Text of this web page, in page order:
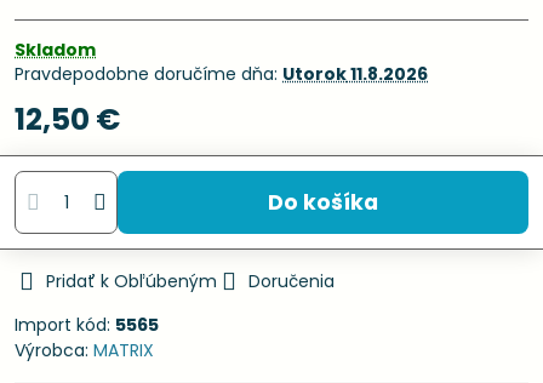
Skladom
Pravdepodobne doručíme dňa: Utorok11.8.2026
12,50 €
Do košíka
Pridať k Obľúbeným
Doručenia
Import kód: 5565
Výrobca: MATRIX